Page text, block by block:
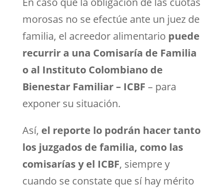
morosas no se efectúe ante un juez de
familia, el acreedor alimentario puede
recurrir a una Comisaría de Familia
o al Instituto Colombiano de
Bienestar Familiar – ICBF – para
exponer su situación.
Así, el reporte lo podrán hacer tanto
los juzgados de familia, como las
comisarías y el ICBF, siempre y
cuando se constate que sí hay mérito